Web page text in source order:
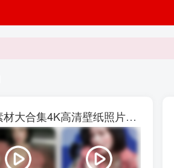
权恩妃水弹音乐节【27V】29P写真素材大合集4K高清壁纸照片素材
+3